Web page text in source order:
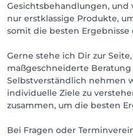
Gesichtsbehandlungen, und
nur erstklassige Produkte,
somit die besten Ergebnisse
Gerne stehe ich Dir zur
maßgeschneiderte
Selbstverständlich nehmen
individuelle Ziele zu
zusammen, um die besten
Bei Fragen oder